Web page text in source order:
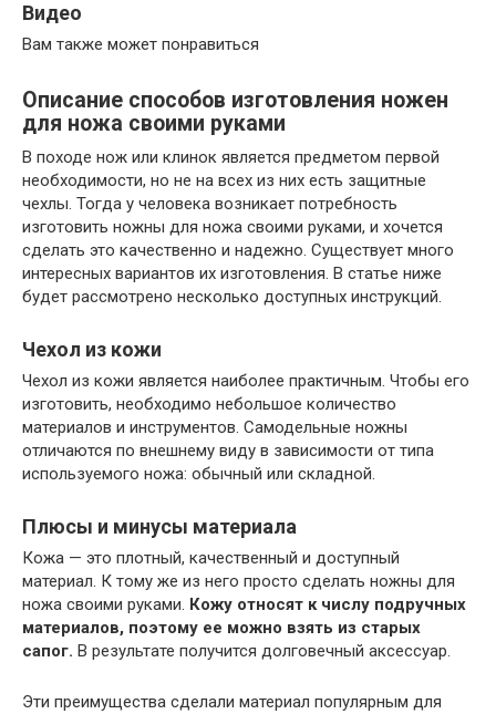
Видео
Вам также может понравиться
Описание способов изготовления ножен
для ножа своими руками
В походе нож или клинок является предметом первой
необходимости, но не на всех из них есть защитные
чехлы. Тогда у человека возникает потребность
изготовить ножны для ножа своими руками, и хочется
сделать это качественно и надежно. Существует много
интересных вариантов их изготовления. В статье ниже
будет рассмотрено несколько доступных инструкций.
Чехол из кожи
Чехол из кожи является наиболее практичным. Чтобы его
изготовить, необходимо небольшое количество
материалов и инструментов. Самодельные ножны
отличаются по внешнему виду в зависимости от типа
используемого ножа: обычный или складной.
Плюсы и минусы материала
Кожа — это плотный, качественный и доступный
материал. К тому же из него просто сделать ножны для
ножа своими руками. Кожу относят к числу подручных
материалов, поэтому ее можно взять из старых
сапог. В результате получится долговечный аксессуар.
Эти преимущества сделали материал популярным для